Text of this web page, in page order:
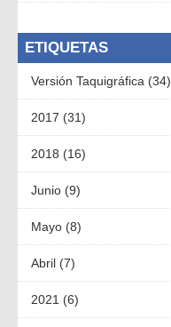
ETIQUETAS
Versión Taquigráfica (34)
2017 (31)
2018 (16)
Junio (9)
Mayo (8)
Abril (7)
2021 (6)